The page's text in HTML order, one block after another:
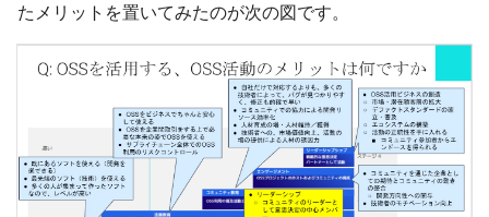
たメリットを置いてみたのが次の図です。